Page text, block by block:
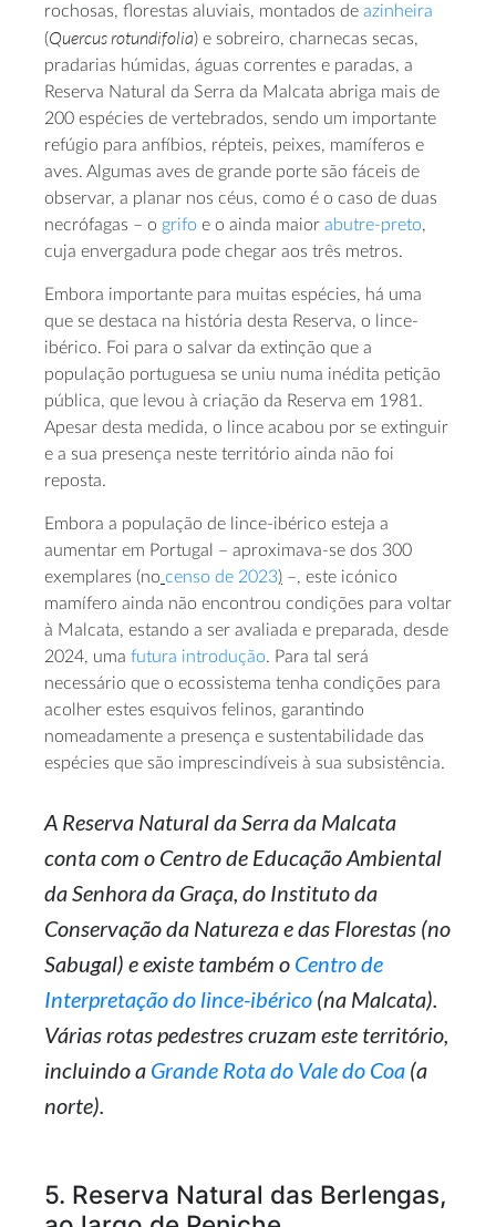
rochosas, florestas aluviais, montados de azinheira
(Quercus rotundifolia) e sobreiro, charnecas secas,
pradarias húmidas, águas correntes e paradas, a
Reserva Natural da Serra da Malcata abriga mais de
200 espécies de vertebrados, sendo um importante
refúgio para anfíbios, répteis, peixes, mamíferos e
aves. Algumas aves de grande porte são fáceis de
observar, a planar nos céus, como é o caso de duas
necrófagas – o grifo e o ainda maior abutre-preto,
cuja envergadura pode chegar aos três metros.
Embora importante para muitas espécies, há uma
que se destaca na história desta Reserva, o lince-
ibérico. Foi para o salvar da extinção que a
população portuguesa se uniu numa inédita petição
pública, que levou à criação da Reserva em 1981.
Apesar desta medida, o lince acabou por se extinguir
e a sua presença neste território ainda não foi
reposta.
Embora a população de lince-ibérico esteja a
aumentar em Portugal – aproximava-se dos 300
exemplares (no censo de 2023) –, este icónico
mamífero ainda não encontrou condições para voltar
à Malcata, estando a ser avaliada e preparada, desde
2024, uma futura introdução. Para tal será
necessário que o ecossistema tenha condições para
acolher estes esquivos felinos, garantindo
nomeadamente a presença e sustentabilidade das
espécies que são imprescindíveis à sua subsistência.
A Reserva Natural da Serra da Malcata
conta com o Centro de Educação Ambiental
da Senhora da Graça, do Instituto da
Conservação da Natureza e das Florestas (no
Sabugal) e existe também o Centro de
Interpretação do lince-ibérico (na Malcata).
Várias rotas pedestres cruzam este território,
incluindo a Grande Rota do Vale do Coa (a
norte).
5. Reserva Natural das Berlengas,